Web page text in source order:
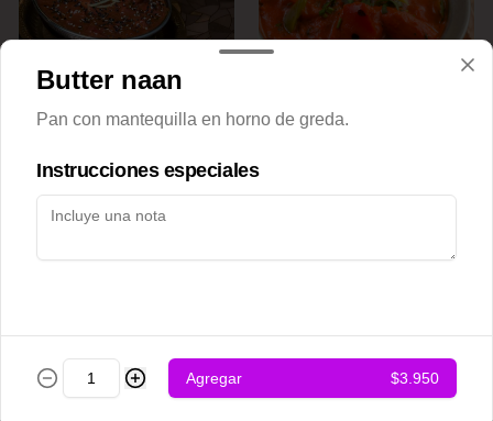
Achari chicken
$12.500
Adraki chicken
$12.500
Butter naan
Pan con mantequilla en horno de greda.
Instrucciones especiales
Agregar $3.950